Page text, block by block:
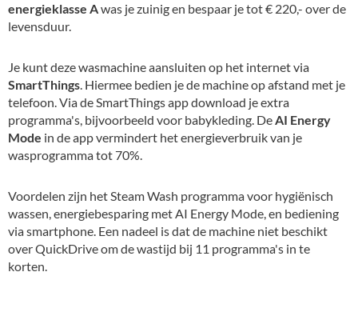
energieklasse Awas je zuinig en bespaar je tot € 220,- over de
levensduur.
Je kunt deze wasmachine aansluiten op het internet via
SmartThings. Hiermee bedien je de machine op afstand met je
telefoon. Via de SmartThings app download je extra
programma's, bijvoorbeeld voor babykleding. DeAI Energy
Mode in de app vermindert het energieverbruik van je
wasprogramma tot 70%.
Voordelen zijn het Steam Wash programma voor hygiënisch
wassen, energiebesparing met AI Energy Mode, en bediening
via smartphone. Een nadeel is dat de machine niet beschikt
over QuickDrive om de wastijd bij 11 programma's in te
korten.